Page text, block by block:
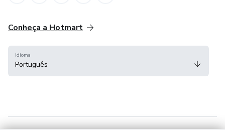
Conheça a Hotmart
Idioma
Português